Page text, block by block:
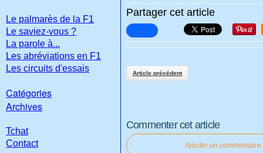
Partager cet article
Article précédent
Commenter cet article
Ajouter un commentaire
Le palmarès de la F1
Le saviez-vous ?
La parole à...
Les abréviations en F1
Les circuits d'essais
Catégories
Archives
Tchat
Contact